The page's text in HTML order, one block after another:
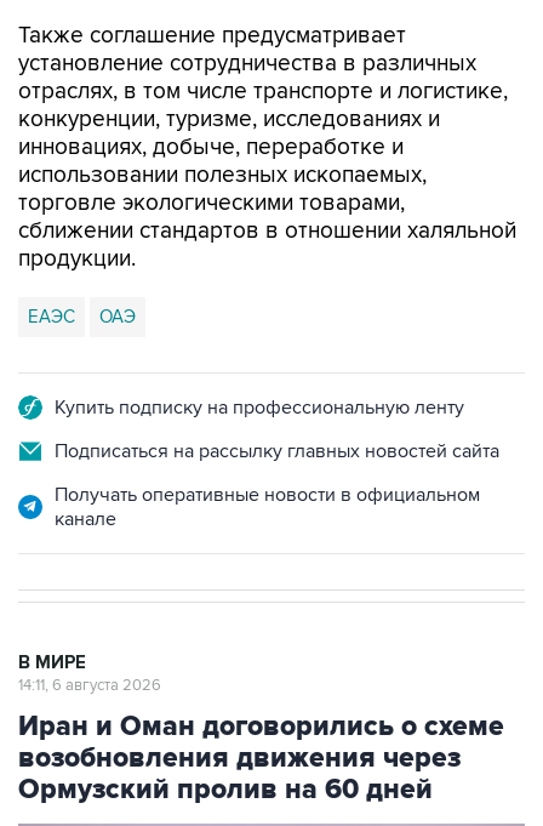
Также соглашение предусматривает
установление сотрудничества в различных
отраслях, в том числе транспорте и логистике,
конкуренции, туризме, исследованиях и
инновациях, добыче, переработке и
использовании полезных ископаемых,
торговле экологическими товарами,
сближении стандартов в отношении халяльной
продукции.
ЕАЭС ОАЭ
Купить подписку на профессиональную ленту
Подписаться на рассылку главных новостей сайта
Получать оперативные новости в официальном
канале
В МИРЕ
14:11, 6 августа 2026
Иран и Оман договорились о схеме
возобновления движения через
Ормузский пролив на 60 дней